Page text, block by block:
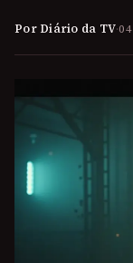
Por Diário da TV·